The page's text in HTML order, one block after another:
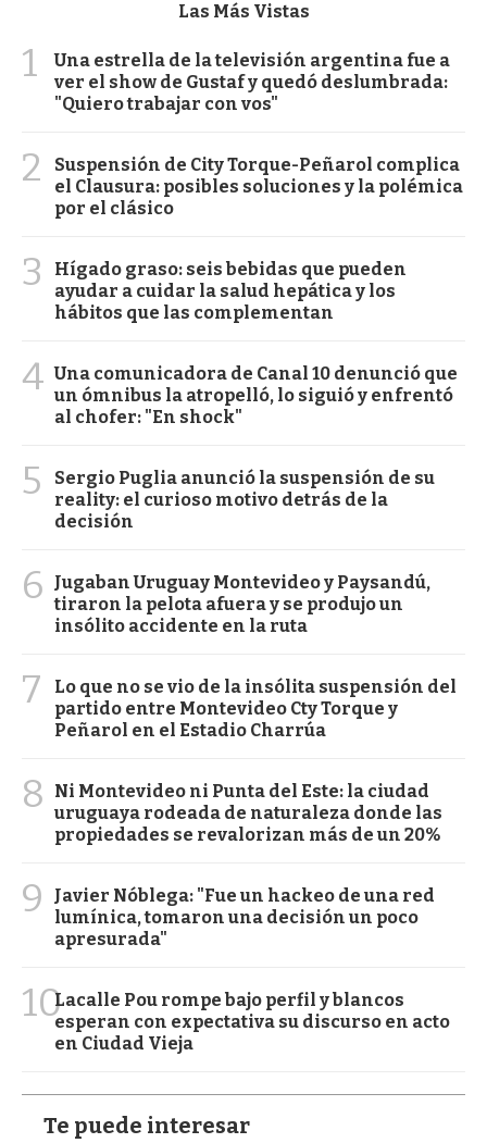
Las Más Vistas
1
Una estrella de la televisión argentina fue a
ver el show de Gustaf y quedó deslumbrada:
"Quiero trabajar con vos"
2
Suspensión de City Torque-Peñarol complica
el Clausura: posibles soluciones y la polémica
por el clásico
3
Hígado graso: seis bebidas que pueden
ayudar a cuidar la salud hepática y los
hábitos que las complementan
4 Una comunicadora de Canal 10 denunció que
un ómnibus la atropelló, lo siguió y enfrentó
al chofer: "En shock"
5
Sergio Puglia anunció la suspensión de su
reality: el curioso motivo detrás de la
decisión
6
Jugaban Uruguay Montevideo y Paysandú,
tiraron la pelota afuera y se produjo un
insólito accidente en la ruta
7
Lo que no se vio de la insólita suspensión del
partido entre Montevideo Cty Torque y
Peñarol en el Estadio Charrúa
8
Ni Montevideo ni Punta del Este: la ciudad
uruguaya rodeada de naturaleza donde las
propiedades se revalorizan más de un 20%
9
Javier Nóblega: "Fue un hackeo de una red
lumínica, tomaron una decisión un poco
apresurada"
10Lacalle Pou rompe bajo perfil y blancos
esperan con expectativa su discurso en acto
en Ciudad Vieja
Te puede interesar